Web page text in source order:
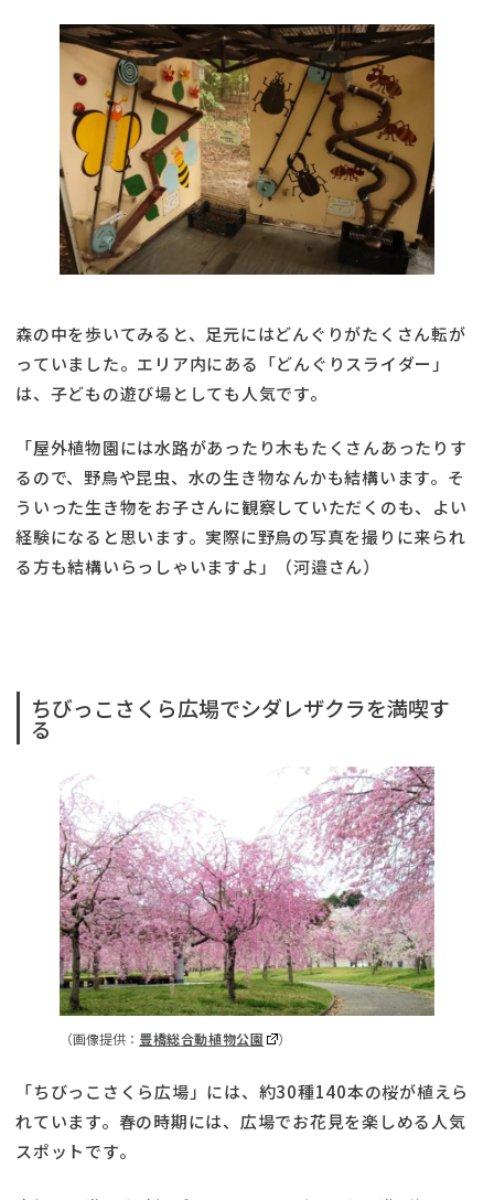
森の中を歩いてみると、足元にはどんぐりがたくさん転が
っていました。エリア内にある「どんぐりスライダー」
は、子どもの遊び場としても人気です。
「屋外植物園には水路があったり木もたくさんあったりす
るので、野鳥や昆虫、水の生き物なんかも結構います。そ
ういった生き物をお子さんに観察していただくのも、よい
経験になると思います。実際に野鳥の写真を撮りに来られ
る方も結構いらっしゃいますよ」（河邉さん）
ちびっこさくら広場でシダレザクラを満喫す
る
（画像提供： 豊橋総合動植物公園 ）
「ちびっこさくら広場」には、約30種140本の桜が植えら
れています。春の時期には、広場でお花見を楽しめる人気
スポットです。